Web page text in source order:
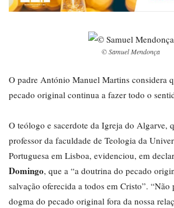
© Samuel Mendonça
O padre António Manuel Martins considera
pecado original continua a fazer todo o
O teólogo e sacerdote da Igreja do Algarve,
professor da faculdade de Teologia da
Portuguesa em Lisboa, evidenciou, em
Domingo, que a “a doutrina do pecado
salvação oferecida a todos em Cristo”. “Não
dogma do pecado original fora da nossa